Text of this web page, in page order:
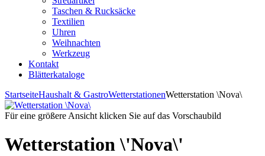
Taschen & Rucksäcke
Textilien
Uhren
Weihnachten
Werkzeug
Kontakt
Blätterkataloge
StartseiteHaushalt & GastroWetterstationenWetterstation \Nova\
Für eine größere Ansicht klicken Sie auf das Vorschaubild
Wetterstation \'Nova\'